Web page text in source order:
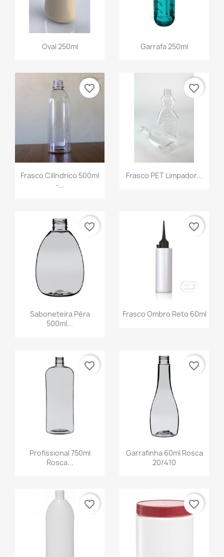
Oval 250ml Garrafa 250ml
Frasco Cilíndrico 500ml
-...
favorite_border
Frasco PET Limpador...
favorite_border
Saboneteira Pêra
500ml...
favorite_border
Frasco Ombro Reto 60ml
favorite_border
Profissional 750ml
Rosca...
favorite_border
Garrafinha 60ml Rosca
20/410
favorite_border
favorite_border favorite_border